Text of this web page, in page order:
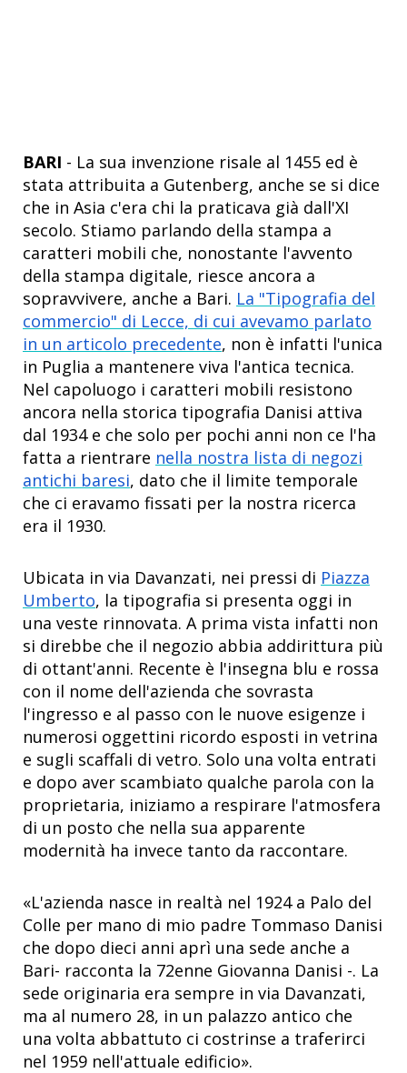
BARI - La sua invenzione risale al 1455 ed è
stata attribuita a Gutenberg, anche se si dice
che in Asia c'era chi la praticava già dall'XI
secolo. Stiamo parlando della stampa a
caratteri mobili che, nonostante l'avvento
della stampa digitale, riesce ancora a
sopravvivere, anche a Bari. La "Tipografia del
commercio" di Lecce, di cui avevamo parlato
in un articolo precedente, non è infatti l'unica
in Puglia a mantenere viva l'antica tecnica.
Nel capoluogo i caratteri mobili resistono
ancora nella storica tipografia Danisi attiva
dal 1934 e che solo per pochi anni non ce l'ha
fatta a rientrare nella nostra lista di negozi
antichi baresi, dato che il limite temporale
che ci eravamo fissati per la nostra ricerca
era il 1930.
Ubicata in via Davanzati, nei pressi di Piazza
Umberto, la tipografia si presenta oggi in
una veste rinnovata. A prima vista infatti non
si direbbe che il negozio abbia addirittura più
di ottant'anni. Recente è l'insegna blu e rossa
con il nome dell'azienda che sovrasta
l'ingresso e al passo con le nuove esigenze i
numerosi oggettini ricordo esposti in vetrina
e sugli scaffali di vetro. Solo una volta entrati
e dopo aver scambiato qualche parola con la
proprietaria, iniziamo a respirare l'atmosfera
di un posto che nella sua apparente
modernità ha invece tanto da raccontare.
«L'azienda nasce in realtà nel 1924 a Palo del
Colle per mano di mio padre Tommaso Danisi
che dopo dieci anni aprì una sede anche a
Bari- racconta la 72enne Giovanna Danisi -. La
sede originaria era sempre in via Davanzati,
ma al numero 28, in un palazzo antico che
una volta abbattuto ci costrinse a traferirci
nel 1959 nell'attuale edificio».